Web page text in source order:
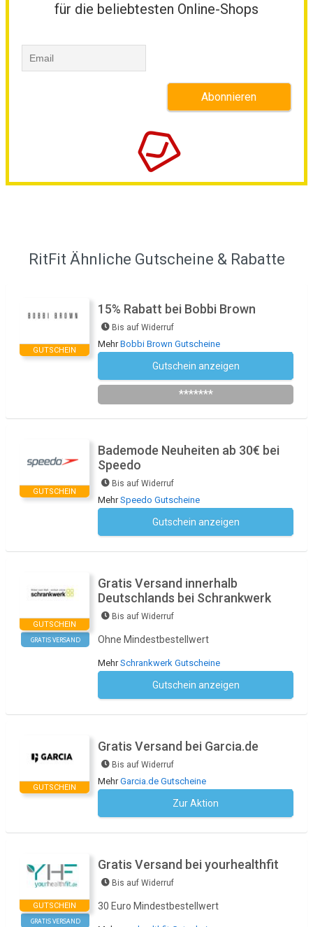
für die beliebtesten Online-Shops
RitFit Ähnliche Gutscheine & Rabatte
GUTSCHEIN
15% Rabatt bei Bobbi Brown
Bis auf Widerruf
MehrBobbi Brown Gutscheine
Gutschein anzeigen
*******
GUTSCHEIN
Bademode Neuheiten ab 30€ bei
Speedo
Bis auf Widerruf
MehrSpeedo Gutscheine
Gutschein anzeigen
GUTSCHEIN
GRATIS VERSAND
Gratis Versand innerhalb
Deutschlands bei Schrankwerk
Bis auf Widerruf
Ohne Mindestbestellwert
MehrSchrankwerk Gutscheine
Gutschein anzeigen
GUTSCHEIN
Gratis Versand bei Garcia.de
Bis auf Widerruf
MehrGarcia.de Gutscheine
Zur Aktion
GUTSCHEIN
GRATIS VERSAND
Gratis Versand bei yourhealthfit
Bis auf Widerruf
30 Euro Mindestbestellwert